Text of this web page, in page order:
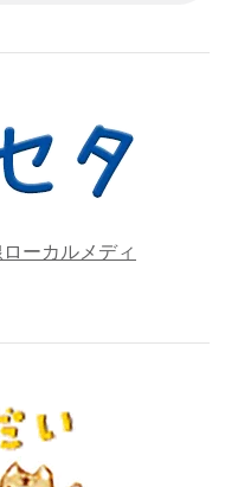
ーカルメディ